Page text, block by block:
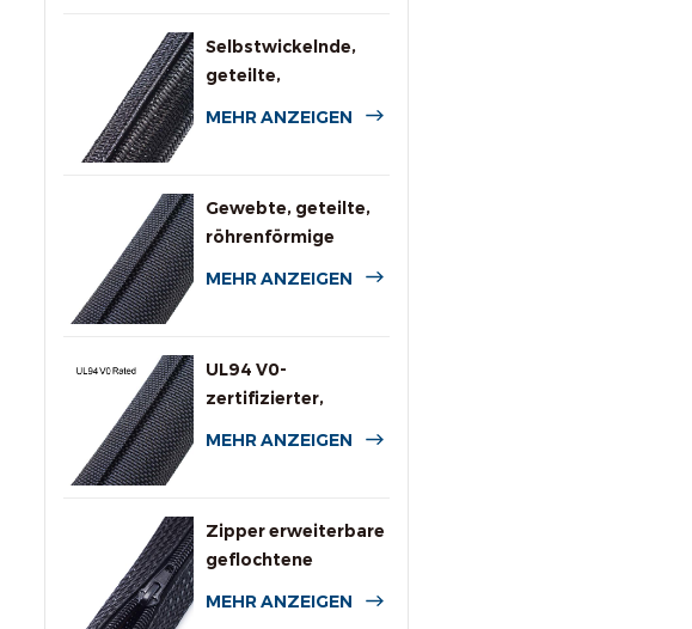
Selbstwickelnde,
geteilte,
MEHR ANZEIGEN
Gewebte, geteilte,
röhrenförmige
MEHR ANZEIGEN
UL94 V0-
zertifizierter,
MEHR ANZEIGEN
Zipper erweiterbare
geflochtene
MEHR ANZEIGEN